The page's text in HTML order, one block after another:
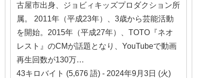
古屋市出身、ジョビィキッズプロダクション所
属。 2011年（平成23年）、3歳から芸能活動
を開始。2015年（平成27年）、TOTO『ネオ
レスト』のCMが話題となり、YouTubeで動画
再生回数が130万…
43キロバイト (5,676 語) - 2024年9月3日 (火)